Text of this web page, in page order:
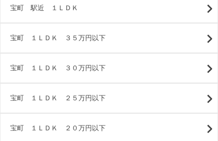
宝町 駅近 １ＬＤＫ
宝町 １ＬＤＫ ３５万円以下
宝町 １ＬＤＫ ３０万円以下
宝町 １ＬＤＫ ２５万円以下
宝町 １ＬＤＫ ２０万円以下